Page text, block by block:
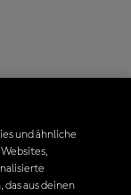
und ähnliche
aus deinen